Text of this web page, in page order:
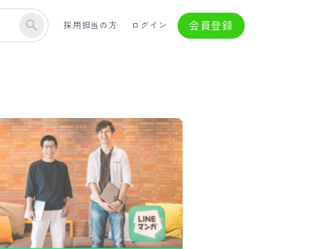
採用担当の方 ログイン 会員登録